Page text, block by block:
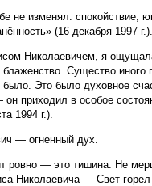
не изменял: спокойствие,
(16 декабря 1997 г.).
Николаевичем, я
Существо иного
Это было духовное
приходил в особое
1994 г.).
— огненный дух.
ровно — это тишина. Не
Николаевича — Свет горел